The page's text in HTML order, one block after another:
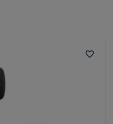
favorite_border